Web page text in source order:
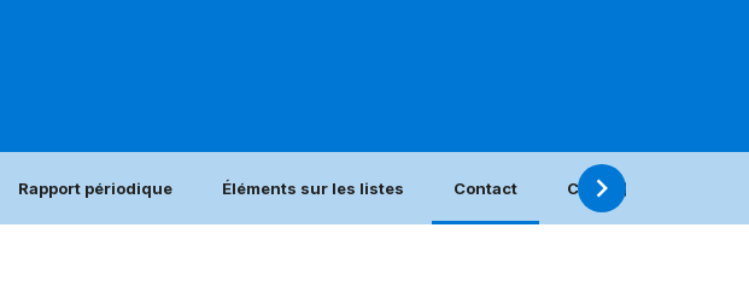
Rapport périodique Éléments sur les listes Contact Centre(s) de